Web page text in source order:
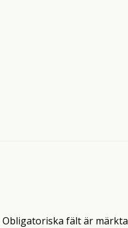
Obligatoriska fält är märkta